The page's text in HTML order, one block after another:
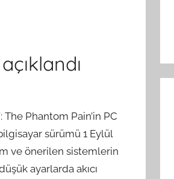
Phantom Pain’in PC
sürümü 1 Eylül
ve önerilen sistemlerin
ayarlarda akıcı